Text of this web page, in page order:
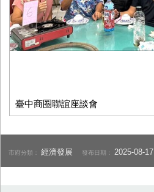
臺中商圈聯誼座談會
市府分類：經濟發展 發布日期： 2025-08-17